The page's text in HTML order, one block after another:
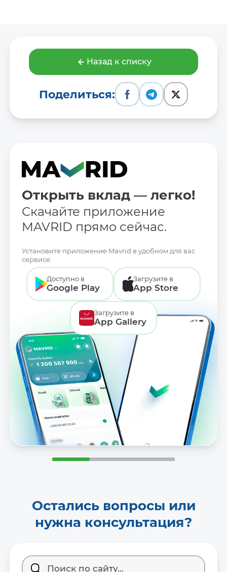
Назад к списку
Поделиться:
Открыть вклад — легко!
Скачайте приложение
MAVRID прямо сейчас.
Установите приложение Mavrid в удобном для вас
сервисе:
Доступно в
Google Play
Загрузите в
App Store
Загрузите в
App Gallery
Остались вопросы или
нужна консультация?